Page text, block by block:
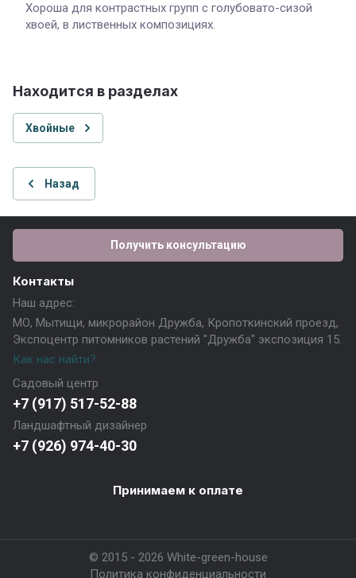
Хороша для контрастных групп с голубовато-сизой
хвоей, в лиственных композициях.
Находится в разделах
Хвойные
Назад
Контакты
Наш адрес:
МО, Мытищи, микрорайон Дружба, Кропоткинский проезд,
Экспоцентр питомников растений "Дружба" экспозиция 15.
Как нас найти?
Садовый центр
+7 (917) 517-52-88
Ландшафтный дизайнер
+7 (926) 974-40-30
Получить консультацию
Принимаем к оплате
© 2015 - 2026 White-green-house
Политика конфиденциальности